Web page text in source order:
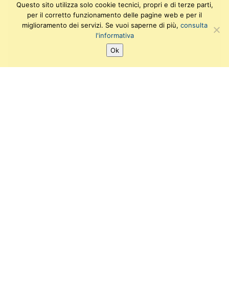
Questo sito utilizza solo cookie tecnici, propri e di terze parti,
per il corretto funzionamento delle pagine web e per il
miglioramento dei servizi. Se vuoi saperne di più, consulta
l'informativa
Ok